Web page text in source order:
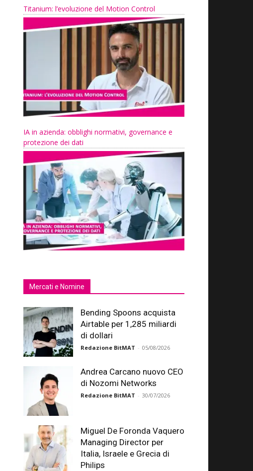
Titanium: l’evoluzione del Motion Control
IA in azienda: obblighi normativi, governance e
protezione dei dati
Mercati e Nomine
Bending Spoons acquista
Airtable per 1,285 miliardi
di dollari
Redazione BitMAT - 05/08/2026
Andrea Carcano nuovo CEO
di Nozomi Networks
Redazione BitMAT - 30/07/2026
Miguel De Foronda Vaquero
Managing Director per
Italia, Israele e Grecia di
Philips